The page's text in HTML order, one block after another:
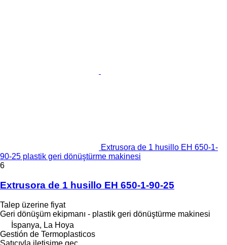
Extrusora de 1 husillo EH 650-1-
90-25 plastik geri dönüştürme makinesi
6
Extrusora de 1 husillo EH 650-1-90-25
Talep üzerine fiyat
Geri dönüşüm ekipmanı - plastik geri dönüştürme makinesi
İspanya, La Hoya
Gestión de Termoplasticos
Satıcıyla iletişime geç